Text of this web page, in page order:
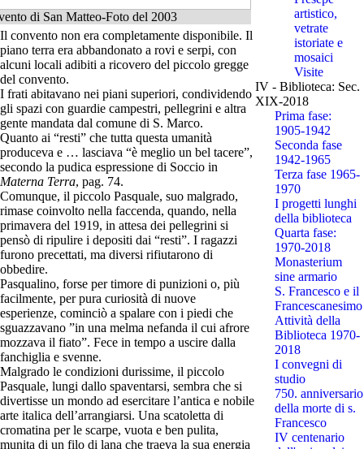
di San Matteo-Foto del 2003
Il convento non era completamente disponibile. Il
piano terra era abbandonato a rovi e serpi, con
alcuni locali adibiti a ricovero del piccolo gregge
del convento.
I frati abitavano nei piani superiori, condividendo
gli spazi con guardie campestri, pellegrini e altra
gente mandata dal comune di S. Marco.
Quanto ai “resti” che tutta questa umanità
produceva e … lasciava “è meglio un bel tacere”,
secondo la pudica espressione di Soccio in
Materna Terra, pag. 74.
Comunque, il piccolo Pasquale, suo malgrado,
rimase coinvolto nella faccenda, quando, nella
primavera del 1919, in attesa dei pellegrini si
pensò di ripulire i depositi dai “resti”. I ragazzi
furono precettati, ma diversi rifiutarono di
obbedire.
Pasqualino, forse per timore di punizioni o, più
facilmente, per pura curiosità di nuove
esperienze, cominciò a spalare con i piedi che
sguazzavano ”in una melma nefanda il cui afrore
mozzava il fiato”. Fece in tempo a uscire dalla
fanchiglia e svenne.
Malgrado le condizioni durissime, il piccolo
Pasquale, lungi dallo spaventarsi, sembra che si
divertisse un mondo ad esercitare l’antica e nobile
arte italica dell’arrangiarsi. Una scatoletta di
cromatina per le scarpe, vuota e ben pulita,
munita di un filo di lana che traeva la sua energia
artistico,
vetrate
istoriate e
mosaici
Visite
IV - Biblioteca: Sec.
XIX-2018
Prima fase:
1905-1942
Seconda fase
1942-1965
Terza fase 1965-
1970
I progetti lunghi
della biblioteca
Quarta fase:
1970-2018
Monasterium
sine armario
S. Francesco e il
Francescanesimo
Attività della
Biblioteca 1970-
2018
I convegni di
studio
750. anniversario
della morte di s.
Francesco
IV centenario